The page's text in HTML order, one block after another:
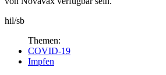
hil/sb
Themen:
COVID-19
Impfen